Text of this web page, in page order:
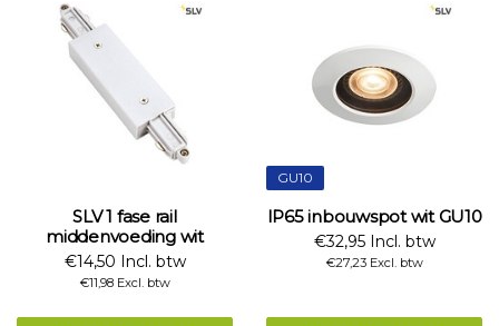
SLV 1 fase rail
middenvoeding wit
€14,50 Incl. btw
€11,98 Excl. btw
GU10
IP65 inbouwspot wit GU10
€32,95 Incl. btw
€27,23 Excl. btw